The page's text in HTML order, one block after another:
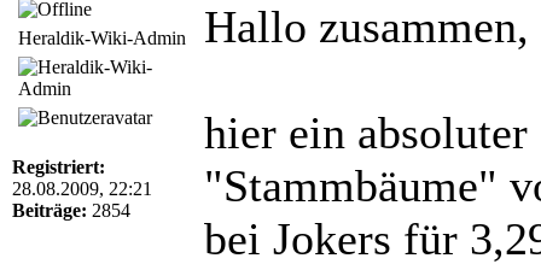
Heraldik-Wiki-Admin
Registriert:
28.08.2009, 22:21
Beiträge: 2854
Hallo zusammen,
hier ein
"Stammbäume"
bei Jokers für